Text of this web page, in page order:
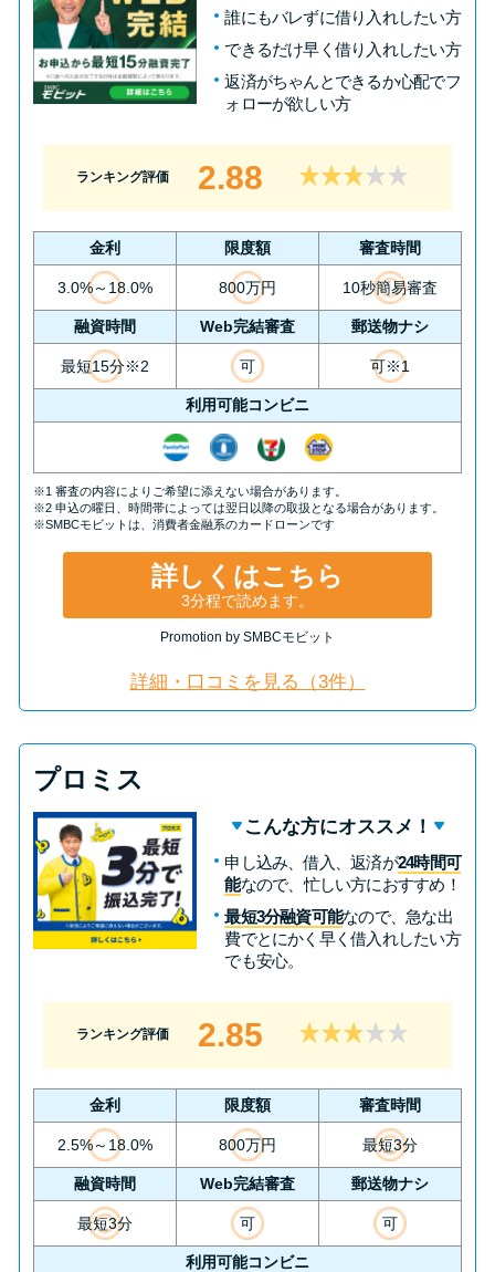
誰にもバレずに借り入れしたい方
できるだけ早く借り入れしたい方
返済がちゃんとできるか心配でフ
ォローが欲しい方
ランキング評価 2.88
金利 限度額 審査時間
3.0%～18.0% 800万円 10秒簡易審査
融資時間 Web完結審査 郵送物ナシ
最短15分※2 可 可※1
利用可能コンビニ
※1 審査の内容によりご希望に添えない場合があります。
※2 申込の曜日、時間帯によっては翌日以降の取扱となる場合があります。
※SMBCモビットは、消費者金融系のカードローンです
詳しくはこちら
3分程で読めます。
Promotion by SMBCモビット
詳細・口コミを見る（3件）
プロミス
こんな方にオススメ！
申し込み、借入、返済が24時間可
能なので、忙しい方におすすめ！
最短3分融資可能なので、急な出
費でとにかく早く借入れしたい方
でも安心。
ランキング評価 2.85
金利 限度額 審査時間
2.5%～18.0% 800万円 最短3分
融資時間 Web完結審査 郵送物ナシ
最短3分 可 可
利用可能コンビニ